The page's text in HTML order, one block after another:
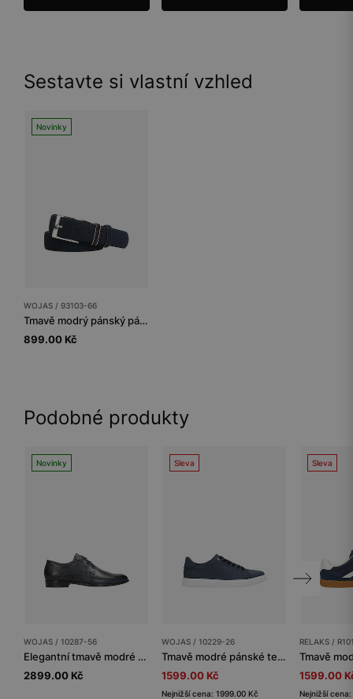
Sestavte si vlastní vzhled
Novinky
WOJAS / 93103-66
Tmavě modrý pánský pásek s hnědou poutkou
899.00 Kč
Podobné produkty
Novinky
WOJAS / 10287-56
Elegantní tmavě modré pánské polobotky z lícové kůže
2899.00 Kč
Sleva
WOJAS / 10229-26
Tmavě modré pánské tenisky na bílé podrážce
1599.00 Kč
Nejnižší cena: 1999.00 Kč
Sleva
RELAKS /
1599.00
Nejnižší